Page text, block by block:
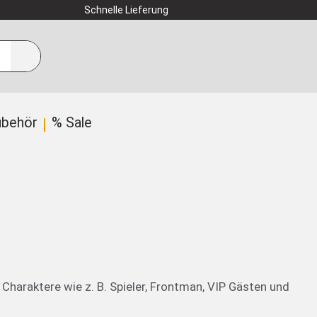
Schnelle Lieferung
% Sale
wie z. B. Spieler, Frontman, VIP Gästen und